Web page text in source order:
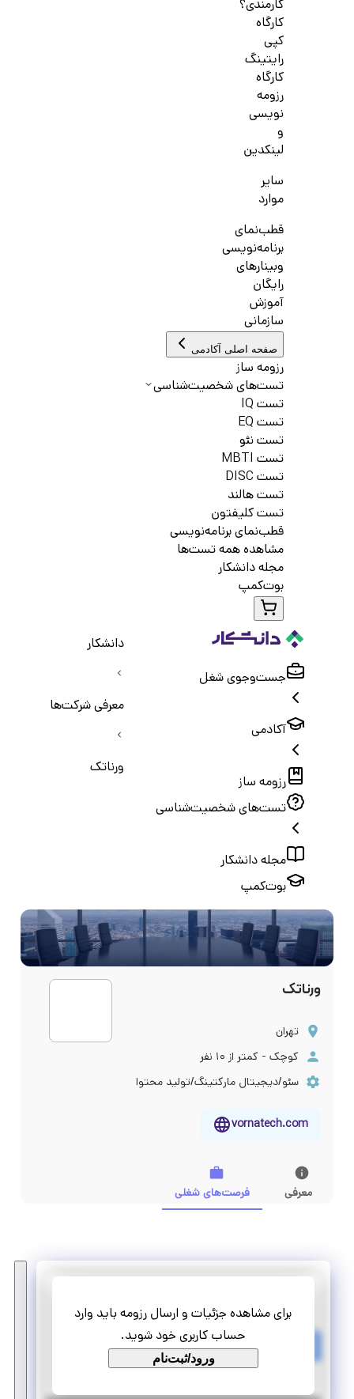
کارمندی؟
کارگاه
کپی
رایتینگ
کارگاه
رزومه
نویسی
و
لینکدین
سایر
موارد
قطب‌نمای
برنامه‌نویسی
وبینارهای
رایگان
آموزش
سازمانی
صفحه اصلی آکادمی
رزومه ساز
تست‌های شخصیت‌شناسی
تست IQ
تست EQ
تست نئو
تست MBTI
تست DISC
تست هالند
تست کلیفتون
قطب‌نمای برنامه‌نویسی
مشاهده همه تست‌ها
مجله دانشکار
بوت‌کمپ
جست‌و‌جوی شغل
آکادمی
رزومه ساز
تست‌های شخصیت‌شناسی
مجله دانشکار
بوت‌کمپ
دانشکار
معرفی شرکت‌ها
ورناتک
ورناتک
تهران
کوچک - کمتر از ۱۰ نفر
سئو/دیجیتال مارکتینگ/تولید محتوا
vornatech.com
معرفی فرصت‌های شغلی
برای مشاهده جزئیات و ارسال رزومه باید وارد
حساب کاربری خود شوید.
ورود/ثبت‌نام
کارآموزی طراح سایت
تمام وقت
کارآموزی منجر ‌به استخدام